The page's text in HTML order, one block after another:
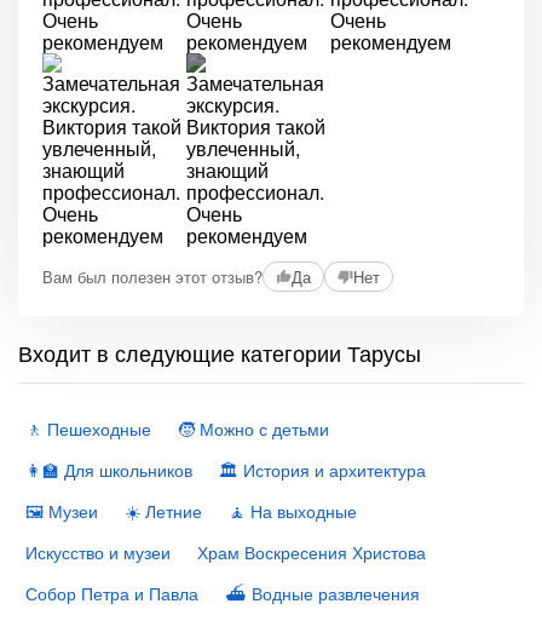
Вам был полезен этот отзыв? Да Нет
Входит в следующие категории Тарусы
🚶 Пешеходные
🧒 Можно с детьми
👩‍🏫 Для школьников
🏛 История и архитектура
🖼 Музеи
☀️ Летние
🧘 На выходные
Искусство и музеи
Храм Воскресения Христова
Собор Петра и Павла
⛴ Водные развлечения